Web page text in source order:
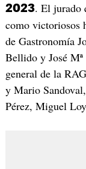
2023. El jurado
como victoriosos
de Gastronomía
Bellido y José
general de la
y Mario
Pérez, Miguel